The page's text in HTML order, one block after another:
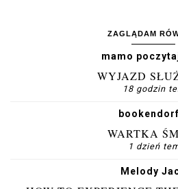
ZAGLĄDAM
mamo
WYJAZD
18 godzin
WARTKA
1 dzień
Melody